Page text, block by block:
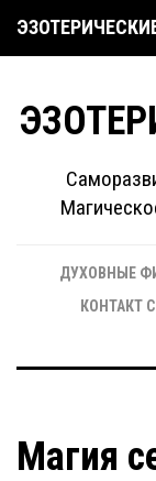
ДУХОВНЫЕ
КОНТАКТ
Магия